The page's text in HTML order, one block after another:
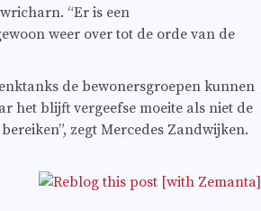
“Er is een
weer over tot de orde van de
de bewonersgroepen kunnen
het blijft vergeefse moeite als niet de
zegt Mercedes Zandwijken.